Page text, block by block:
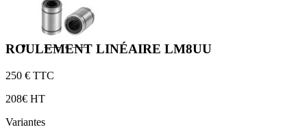
ROULEMENT LINÉAIRE LM8UU
250 € TTC
208€ HT
Variantes